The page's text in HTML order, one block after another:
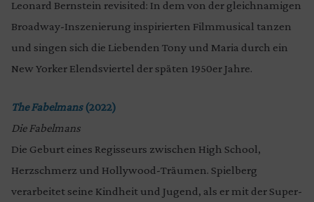
Leonard Bernstein revisited: In dem von der gleichnamigen
Broadway-Inszenierung inspirierten Filmmusical tanzen
und singen sich die Liebenden Tony und Maria durch ein
New Yorker Elendsviertel der späten 1950er Jahre.
The Fabelmans(2022)
Die Fabelmans
Die Geburt eines Regisseurs zwischen High School,
Herzschmerz und Hollywood-Träumen. Spielberg
verarbeitet seine Kindheit und Jugend, als er mit der Super-